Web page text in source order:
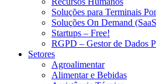
Soluções para Terminais
Soluções On Demand
Startups – Free!
RGPD – Gestor de Dados
Setores
Agroalimentar
Alimentar e Bebidas